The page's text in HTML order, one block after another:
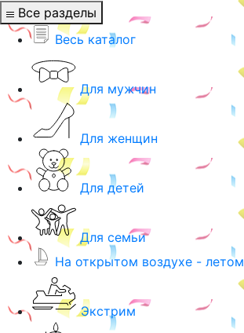
Все разделы
Весь каталог
Для мужчин
Для женщин
Для детей
Для семьи
На открытом воздухе - летом
Экстрим